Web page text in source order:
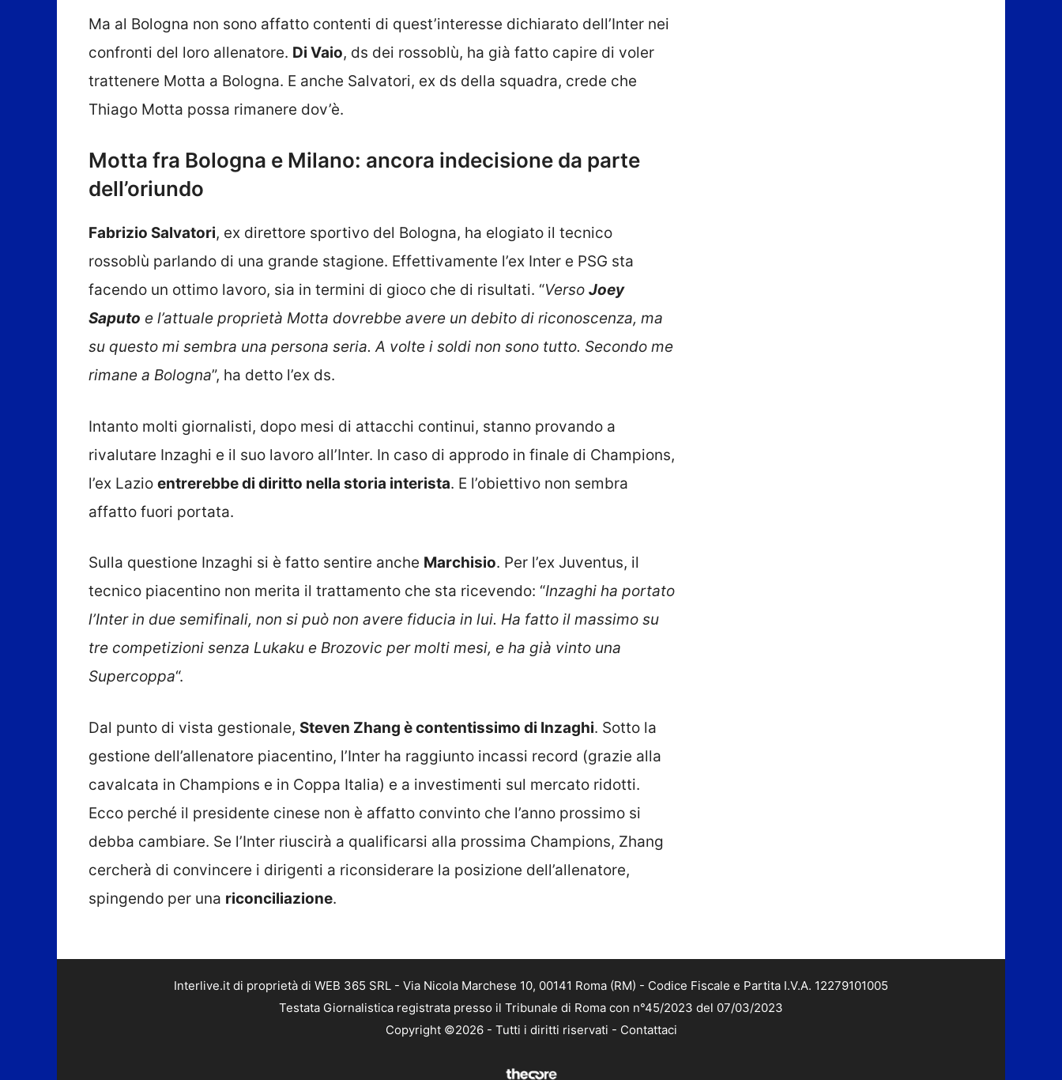
Ma al Bologna non sono affatto contenti di quest’interesse dichiarato dell’Inter nei
confronti del loro allenatore. Di Vaio, ds dei rossoblù, ha già fatto capire di voler
trattenere Motta a Bologna. E anche Salvatori, ex ds della squadra, crede che
Thiago Motta possa rimanere dov’è.
Motta fra Bologna e Milano: ancora indecisione da parte
dell’oriundo
Fabrizio Salvatori, ex direttore sportivo del Bologna, ha elogiato il tecnico
rossoblù parlando di una grande stagione. Effettivamente l’ex Inter e PSG sta
facendo un ottimo lavoro, sia in termini di gioco che di risultati. “Verso Joey
Saputo e l’attuale proprietà Motta dovrebbe avere un debito di riconoscenza, ma
su questo mi sembra una persona seria. A volte i soldi non sono tutto. Secondo me
rimane a Bologna”, ha detto l’ex ds.
Intanto molti giornalisti, dopo mesi di attacchi continui, stanno provando a
rivalutare Inzaghi e il suo lavoro all’Inter. In caso di approdo in finale di Champions,
l’ex Lazio entrerebbe di diritto nella storia interista. E l’obiettivo non sembra
affatto fuori portata.
Sulla questione Inzaghi si è fatto sentire anche Marchisio. Per l’ex Juventus, il
tecnico piacentino non merita il trattamento che sta ricevendo: “Inzaghi ha portato
l’Inter in due semifinali, non si può non avere fiducia in lui. Ha fatto il massimo su
tre competizioni senza Lukaku e Brozovic per molti mesi, e ha già vinto una
Supercoppa“.
Dal punto di vista gestionale, Steven Zhang è contentissimo di Inzaghi. Sotto la
gestione dell’allenatore piacentino, l’Inter ha raggiunto incassi record (grazie alla
cavalcata in Champions e in Coppa Italia) e a investimenti sul mercato ridotti.
Ecco perché il presidente cinese non è affatto convinto che l’anno prossimo si
debba cambiare. Se l’Inter riuscirà a qualificarsi alla prossima Champions, Zhang
cercherà di convincere i dirigenti a riconsiderare la posizione dell’allenatore,
spingendo per una riconciliazione.
Interlive.it di proprietà di WEB 365 SRL - Via Nicola Marchese 10, 00141 Roma (RM) - Codice Fiscale e Partita I.V.A. 12279101005
Testata Giornalistica registrata presso il Tribunale di Roma con n°45/2023 del 07/03/2023
Copyright ©2026 - Tutti i diritti riservati - Contattaci